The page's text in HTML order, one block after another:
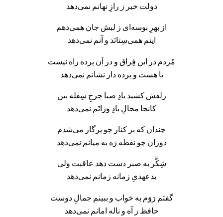
دولت خبر ز رازِ نهانم نمی‌دهد
از بهرِ بوسه‌ای ز لبش جان همی‌دهم
اینم همی‌سِتانَد و آنم نمی‌دهد
مُردم در این فِراق و در آن پرده راه نیست
یا هست و پرده دار نشانم نمی‌دهد
زلفش کشید بادِ صبا چرخِ سِفله بین
کانجا مجالِ بادِ وَزانَم نمی‌دهد
چندان که بر کنار چو پرگار می‌شدم
دوران چو نقطه رَه به میانم نمی‌دهد
شِکَّر به صبر دست دهد عاقبت ولی
بدعهدیِ زمانه زمانم نمی‌دهد
گفتم رَوَم به خواب و ببینم جمالِ دوست
حافظ ز آه و ناله امانم نمی‌دهد